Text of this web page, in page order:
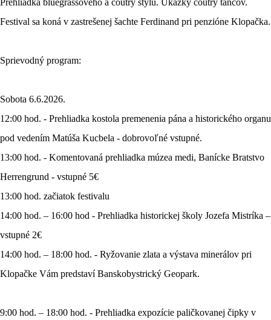
Prehliadka bluegrassového a coutry štýlu. Ukážky coutry tancov.
Festival sa koná v zastrešenej šachte Ferdinand pri penzióne Klopačka.
Sprievodný program:
Sobota 6.6.2026.
12:00 hod. - Prehliadka kostola premenenia pána a historického organu
pod vedením Matúša Kucbela - dobrovoľné vstupné.
13:00 hod. - Komentovaná prehliadka múzea medi, Banícke Bratstvo
Herrengrund - vstupné 5€
13:00 hod. začiatok festivalu
14:00 hod. – 16:00 hod - Prehliadka historickej školy Jozefa Mistríka –
vstupné 2€
14:00 hod. – 18:00 hod. - Ryžovanie zlata a výstava minerálov pri
Klopačke Vám predstaví Banskobystrický Geopark.
9:00 hod. – 18:00 hod. - Prehliadka expozície paličkovanej čipky v